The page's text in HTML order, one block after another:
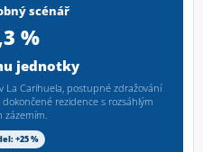
scénář
%
jednotky
La Carihuela, postupné zdražování
rezidence s rozsáhlým
zázemím.
+25 %